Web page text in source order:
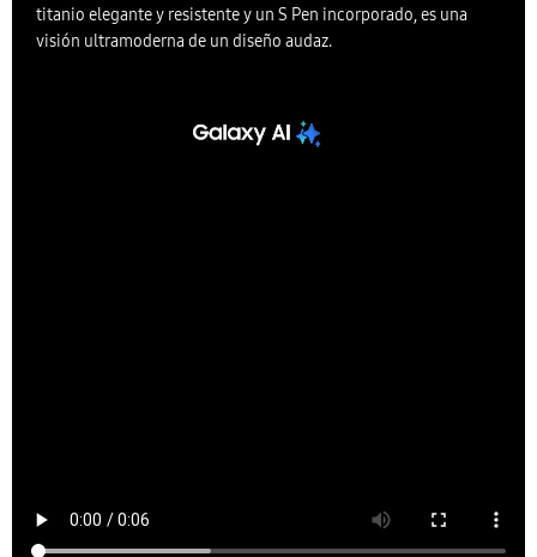
titanio elegante y resistente y un S Pen incorporado, es una
visión ultramoderna de un diseño audaz.